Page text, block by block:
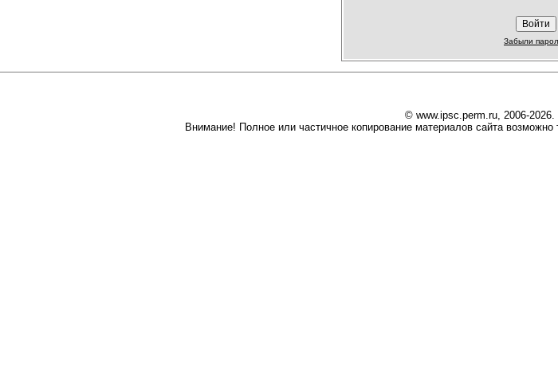
Забыли
© www.ipsc.perm.ru, 2006-
Внимание! Полное или частичное копирование материалов сайта